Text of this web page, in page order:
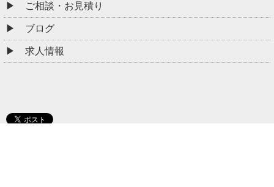
ご相談・お見積り
ブログ
求人情報